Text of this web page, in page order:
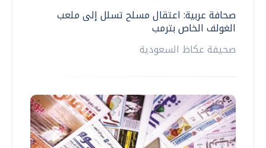
صحافة عربية: اعتقال مسلح تسلل إلى ملعب
الغولف الخاص بترمب
صحيفة عكاظ السعودية